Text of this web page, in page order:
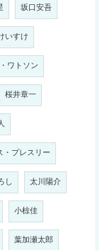
坂口安吾
いすけ
ワトソン
桜井章一
・プレスリー
し 太川陽介
小椋佳
葉加瀬太郎